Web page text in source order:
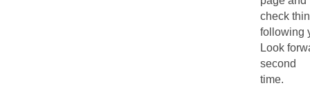
check
following
Look
seϲond
time.